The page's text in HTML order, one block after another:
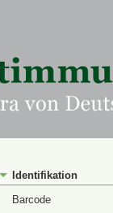
Identifikation
Barcode